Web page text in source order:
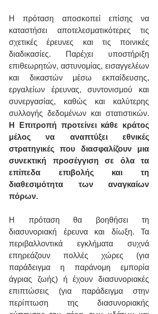
Η πρόταση αποσκοπεί επίσης να
καταστήσει αποτελεσματικότερες τις
σχετικές έρευνες και τις ποινικές
διαδικασίες. Παρέχει υποστήριξη
επιθεωρητών, αστυνομίας, εισαγγελέων
και δικαστών μέσω εκπαίδευσης,
εργαλείων έρευνας, συντονισμού και
συνεργασίας, καθώς και καλύτερης
Η Επιτροπή προτείνει κάθε κράτος
μέλος να αναπτύξει εθνικές
στρατηγικές που διασφαλίζουν μια
συνεκτική προσέγγιση σε όλα τα
επίπεδα επιβολής και τη
διαθεσιμότητα των αναγκαίων
πόρων.
Η πρόταση θα βοηθήσει τη
διασυνοριακή έρευνα και δίωξη. Τα
περιβαλλοντικά εγκλήματα συχνά
επηρεάζουν πολλές χώρες (για
παράδειγμα η παράνομη εμπορία
άγριας ζωής) ή έχουν διασυνοριακές
επιπτώσεις (για παράδειγμα στην
περίπτωση της διασυνοριακής